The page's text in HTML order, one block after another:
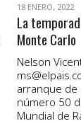
18 ENERO, 2022
La
Monte Carlo
Nelson
arranque de
número 50
Mundial de